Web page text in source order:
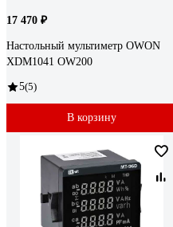
17 470 ₽
Настольный мультиметр OWON
XDM1041 OW200
5(5)
В корзину